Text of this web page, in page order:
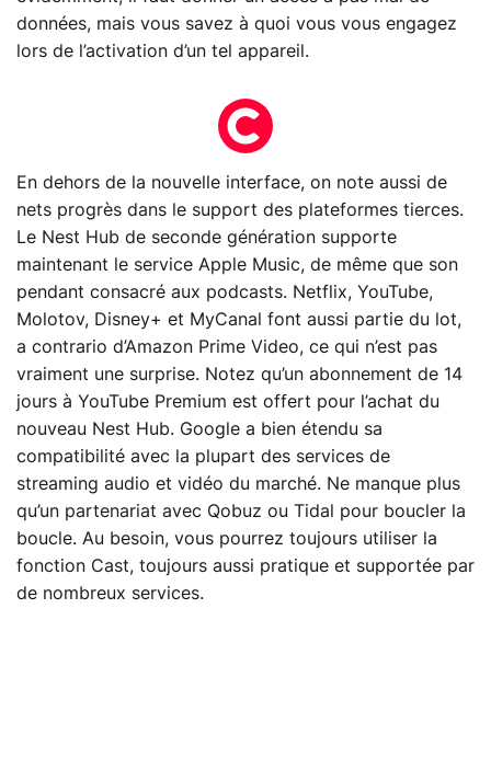
données, mais vous savez à quoi vous vous engagez
lors de l’activation d’un tel appareil.
En dehors de la nouvelle interface, on note aussi de
nets progrès dans le support des plateformes tierces.
Le Nest Hub de seconde génération supporte
maintenant le service Apple Music, de même que son
pendant consacré aux podcasts. Netflix, YouTube,
Molotov, Disney+ et MyCanal font aussi partie du lot,
a contrario d’Amazon Prime Video, ce qui n’est pas
vraiment une surprise. Notez qu’un abonnement de 14
jours à YouTube Premium est offert pour l’achat du
nouveau Nest Hub. Google a bien étendu sa
compatibilité avec la plupart des services de
streaming audio et vidéo du marché. Ne manque plus
qu’un partenariat avec Qobuz ou Tidal pour boucler la
boucle. Au besoin, vous pourrez toujours utiliser la
fonction Cast, toujours aussi pratique et supportée par
de nombreux services.